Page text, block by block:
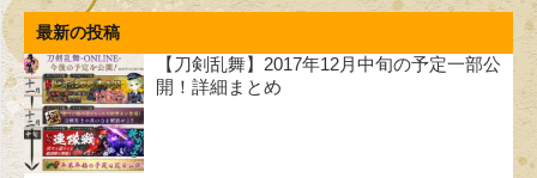
最新の投稿
【刀剣乱舞】2017年12月中旬の予定一部公
開！詳細まとめ